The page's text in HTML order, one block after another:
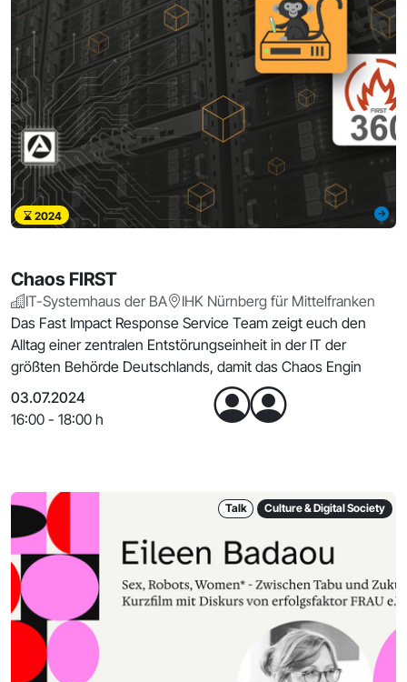
2024
Chaos FIRST
IT-Systemhaus der BA
IHK Nürnberg für Mittelfranken
Das Fast Impact Response Service Team zeigt euch den
Alltag einer zentralen Entstörungseinheit in der IT der
größten Behörde Deutschlands, damit das Chaos Engin
03.07.2024
16:00 - 18:00 h
Talk Culture & Digital Society